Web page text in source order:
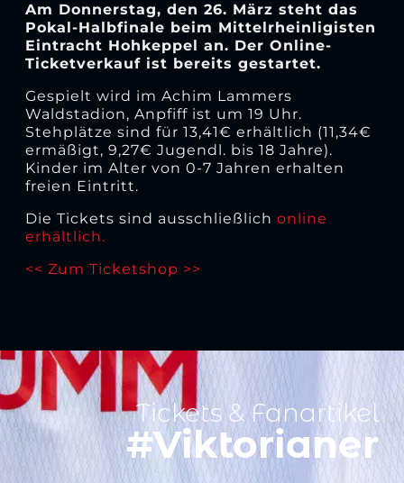
Am Donnerstag, den 26. März steht das
Pokal-Halbfinale beim Mittelrheinligisten
Eintracht Hohkeppel an. Der Online-
Ticketverkauf ist bereits gestartet.
Gespielt wird im Achim Lammers
Waldstadion, Anpfiff ist um 19 Uhr.
Stehplätze sind für 13,41€ erhältlich (11,34€
ermäßigt, 9,27€ Jugendl. bis 18 Jahre).
Kinder im Alter von 0-7 Jahren erhalten
freien Eintritt.
Die Tickets sind ausschließlich online
erhältlich.
<< Zum Ticketshop >>
Tickets & Fanartikel
#Viktorianer